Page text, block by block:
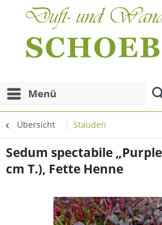
Menü
Übersicht Stauden
Sedum spectabile
cm T.), Fette Henne